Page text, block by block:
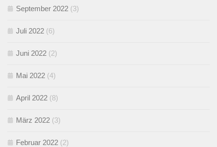
September 2022 (3)
Juli 2022 (6)
Juni 2022 (2)
Mai 2022 (4)
April 2022 (8)
März 2022 (3)
Februar 2022 (2)